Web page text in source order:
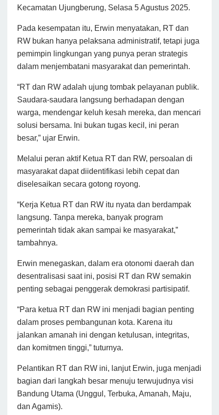
Kecamatan Ujungberung, Selasa 5 Agustus 2025.
Pada kesempatan itu, Erwin menyatakan, RT dan
RW bukan hanya pelaksana administratif, tetapi juga
pemimpin lingkungan yang punya peran strategis
dalam menjembatani masyarakat dan pemerintah.
“RT dan RW adalah ujung tombak pelayanan publik.
Saudara-saudara langsung berhadapan dengan
warga, mendengar keluh kesah mereka, dan mencari
solusi bersama. Ini bukan tugas kecil, ini peran
besar,” ujar Erwin.
Melalui peran aktif Ketua RT dan RW, persoalan di
masyarakat dapat diidentifikasi lebih cepat dan
diselesaikan secara gotong royong.
“Kerja Ketua RT dan RW itu nyata dan berdampak
langsung. Tanpa mereka, banyak program
pemerintah tidak akan sampai ke masyarakat,”
tambahnya.
Erwin menegaskan, dalam era otonomi daerah dan
desentralisasi saat ini, posisi RT dan RW semakin
penting sebagai penggerak demokrasi partisipatif.
“Para ketua RT dan RW ini menjadi bagian penting
dalam proses pembangunan kota. Karena itu
jalankan amanah ini dengan ketulusan, integritas,
dan komitmen tinggi,” tuturnya.
Pelantikan RT dan RW ini, lanjut Erwin, juga menjadi
bagian dari langkah besar menuju terwujudnya visi
Bandung Utama (Unggul, Terbuka, Amanah, Maju,
dan Agamis).